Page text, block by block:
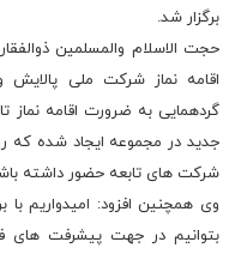
برگزار شد.
حجت الاسلام والمسلمین
اقامه نماز شرکت ملی
گردهمایی به ضرورت اقامه
جدید در مجموعه ایجاد شده که
شرکت های تابعه حضور داشته
وی همچنین افزود: امیدواریم با
بتوانیم در جهت پیشرفت های